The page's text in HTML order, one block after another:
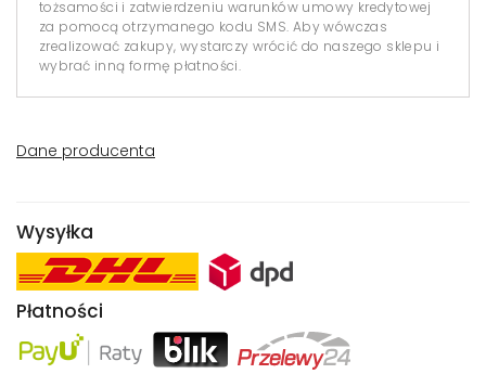
tożsamości i zatwierdzeniu warunków umowy kredytowej
za pomocą otrzymanego kodu SMS. Aby wówczas
zrealizować zakupy, wystarczy wrócić do naszego sklepu i
wybrać inną formę płatności.
Dane producenta
Wysyłka
Płatności